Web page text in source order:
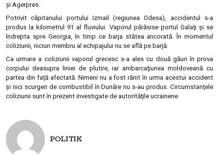
şi Agerpres.
Potrivit căpitanului portului Izmail (regiunea Odesa), accidentul s-a
produs la kilometrul 91 al fluviului. Vaporul părăsise portul Galaţi şi se
îndrepta spre Georgia, în timp ce barja stătea ancorată. În momentul
coliziunii, niciun membru al echipajului nu se află pe barjă.
Ca urmare a coliziunii vaporul grecesc s-a ales cu două găuri în prova
corpului deasupra liniei de plutire, iar ambarcaţiunea moldoveană cu
partea din faţă afectată. Nimeni nu a fost rănit în urma acestui accident
şi nici scurgeri de combustibil în Dunăre nu s-au produs. Circumstanţele
coliziunii sunt în prezent investigate de autorităţile ucrainene.
POLITIK